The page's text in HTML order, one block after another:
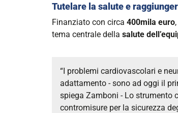
Tutelare la salute e
Finanziato con circa 400mila euro
tema centrale della salute
“I problemi cardiovascolari e
adattamento - sono ad oggi il
spiega Zamboni - Lo strumento
contromisure per la sicurezza